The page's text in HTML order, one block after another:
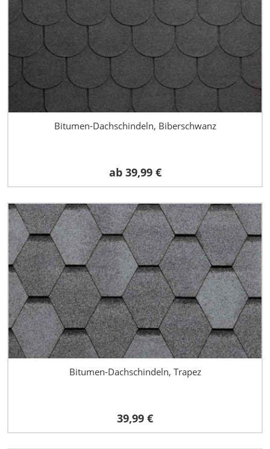
Bitumen-Dachschindeln, Biberschwanz
ab 39,99 €
Bitumen-Dachschindeln, Trapez
39,99 €